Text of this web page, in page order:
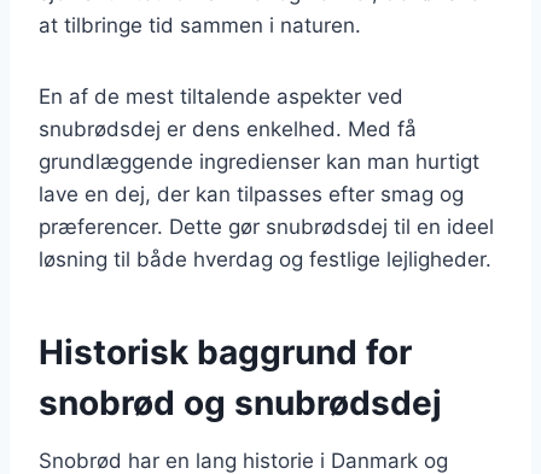
at tilbringe tid sammen i naturen.
En af de mest tiltalende aspekter ved
snubrødsdej er dens enkelhed. Med få
grundlæggende ingredienser kan man hurtigt
lave en dej, der kan tilpasses efter smag og
præferencer. Dette gør snubrødsdej til en ideel
løsning til både hverdag og festlige lejligheder.
Historisk baggrund for
snobrød og snubrødsdej
Snobrød har en lang historie i Danmark og